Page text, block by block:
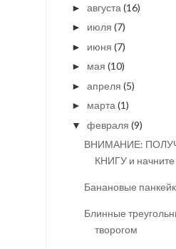
► августа (16)
► июля (7)
► июня (7)
► мая (10)
► апреля (5)
► марта (1)
▼ февраля (9)
ВНИМАНИЕ:
КНИГУ и начните
Банановые
Блинные
творогом